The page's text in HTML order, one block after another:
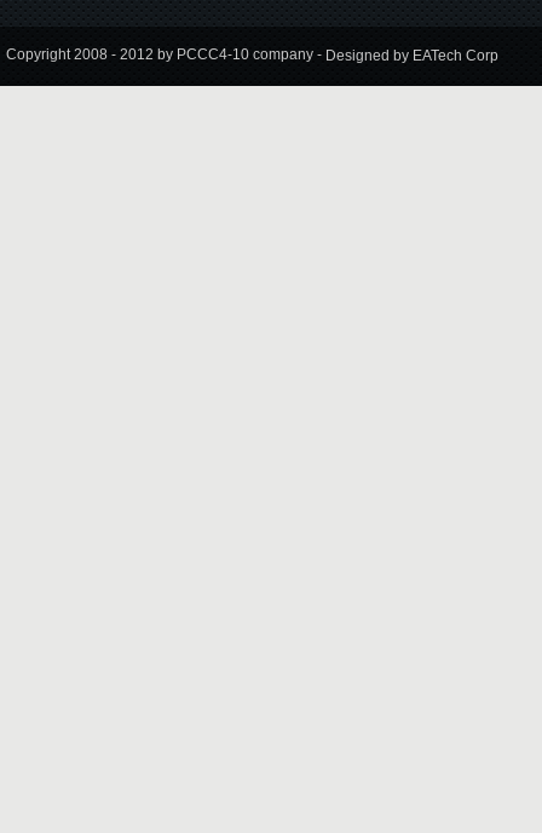
Copyright 2008 - 2012 by PCCC4-10 company - Designed by EATech Corp